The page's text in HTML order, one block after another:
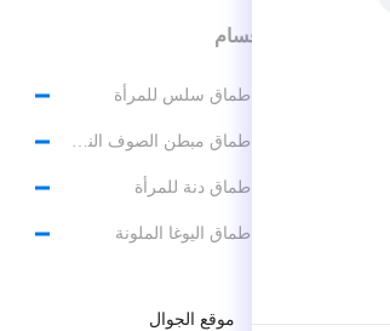
الاقسام
طماق سلس للمرأة
طماق مبطن الصوف النسائية
طماق دنة للمرأة
طماق اليوغا الملونة
موقع الجوال